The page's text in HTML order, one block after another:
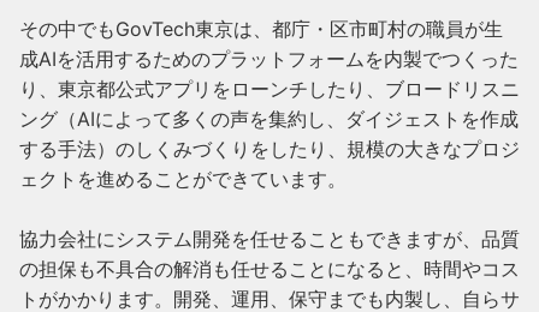
その中でもGovTech東京は、都庁・区市町村の職員が生
成AIを活用するためのプラットフォームを内製でつくった
り、東京都公式アプリをローンチしたり、ブロードリスニ
ング（AIによって多くの声を集約し、ダイジェストを作成
する手法）のしくみづくりをしたり、規模の大きなプロジ
ェクトを進めることができています。
協力会社にシステム開発を任せることもできますが、品質
の担保も不具合の解消も任せることになると、時間やコス
トがかかります。開発、運用、保守までも内製し、自らサ